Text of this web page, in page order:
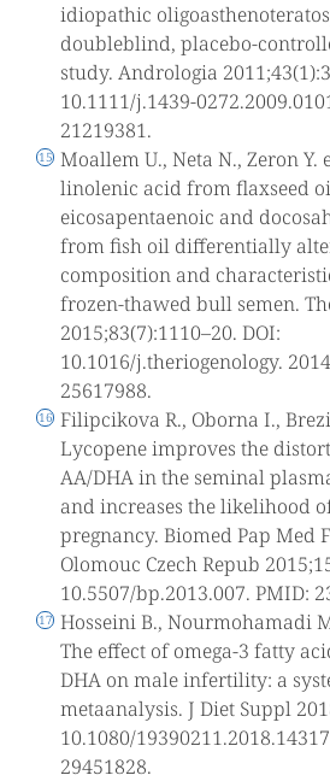
idiopathic
doubleblind, placebo-
study. Andrologia
10.1111/j.1439-
21219381.
Moallem U., Neta N., Zeron Y.
linolenic acid from flaxseed
eicosapentaenoic and
from fish oil differentially
composition and
frozen-thawed bull semen.
2015;83(7):1110–20. DOI:
10.1016/j.theriogenology.
25617988.
Filipcikova R., Oborna I.,
Lycopene improves the
AA/DHA in the seminal
and increases the likelihood
pregnancy. Biomed Pap Med
Olomouc Czech Repub
10.5507/bp.2013.007. PMID:
Hosseini B., Nourmohamadi
The effect of omega-3 fatty
DHA on male infertility: a
metaanalysis. J Diet Suppl
10.1080/
29451828.